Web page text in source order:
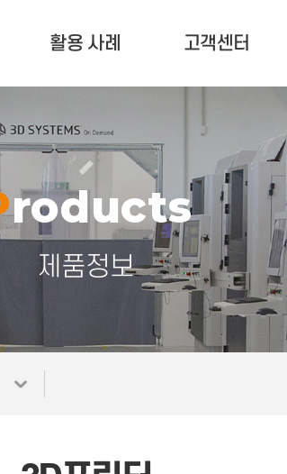
활용 사례
업계 소식
고객센터
유지 보수(A/S)
공지사항
자료실
Products
제품정보